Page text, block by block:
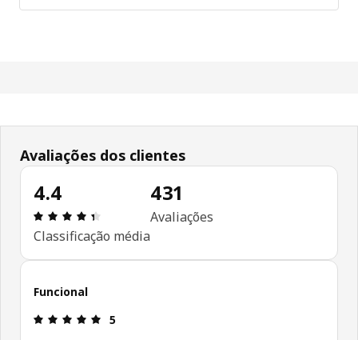
Avaliações dos clientes
4.4
Avaliações: 4.4 de 5 estrelas. Total de
Classificação média
431
Avaliações
Funcional
Avaliações: 5 de 5 estrelas.
5